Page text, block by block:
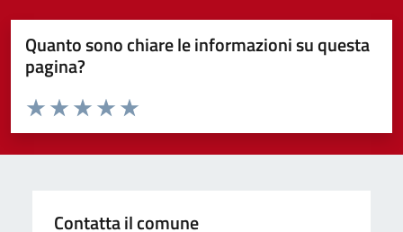
Quanto sono chiare le informazioni su questa
pagina?
Domanda
Valuta da 1 a 5 stelle la pagina
Valuta 5 stelle su 5
Valuta 4 stelle su 5
Valuta 3 stelle su 5
Valuta 2 stelle su 5
Valuta 1 stelle su 5
Contatta il comune